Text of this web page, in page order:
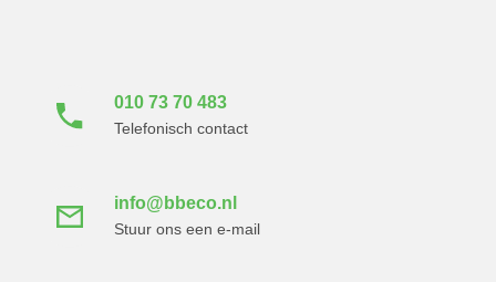
010 73 70 483
Telefonisch contact
info@bbeco.nl
Stuur ons een e-mail